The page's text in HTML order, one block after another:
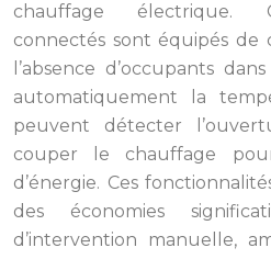
chauffage électrique.
connectés sont équipés
l’absence d’occupants
automatiquement la
peuvent détecter
couper le chauffage
d’énergie. Ces
des économies
d’intervention manuelle,